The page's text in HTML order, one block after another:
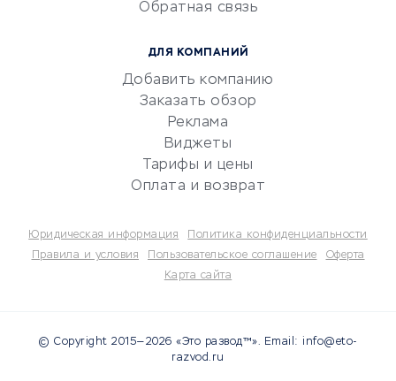
Юридические компании
Бухгалтерия онлайн
Потребительские кредиты
Обратная связь
ДЛЯ КОМПАНИЙ
Добавить компанию
Заказать обзор
Реклама
Виджеты
Тарифы и цены
Оплата и возврат
Юридическая информация
Политика конфиденциальности
Правила и условия
Пользовательское соглашение
Оферта
Карта сайта
© Copyright 2015—2026 «Это развод™». Email: info@eto-
razvod.ru